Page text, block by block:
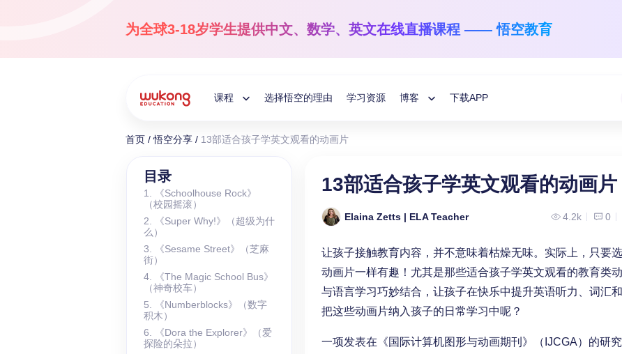
为全球3-18岁学生提供中文、数学、英文在线直播课程 —— 悟空教育
课程
3-18岁
让孩子爱上中文！
国际数学
1-12年级
让数学之光照亮每一个孩子！
英文阅读与写作
学龄前-6年级
让孩子解码语言的
选择悟空的理由 学习资源
博客
下载APP
首页 /悟空分享 / 13部适合孩子学英文观看的动画片
目录
1. 《Schoolhouse Rock》
（校园摇滚）
2. 《Super Why!》（超级为什
么）
3. 《Sesame Street》（芝麻
街）
4. 《The Magic School Bus》
（神奇校车）
5. 《Numberblocks》（数字
积木）
6. 《Dora the Explorer》（爱
探险的朵拉）
13部适合孩子学英文观看的动画片
Elaina Zetts | ELA Teacher 4.2k 0
让孩子接触教育内容，并不意味着枯燥无味。实际上，只要
动画片一样有趣！尤其是那些适合孩子学英文观看的教育类
与语言学习巧妙结合，让孩子在快乐中提升英语听力、词汇
把这些动画片纳入孩子的日常学习中呢？
一项发表在《国际计算机图形与动画期刊》（IJCGA）的研